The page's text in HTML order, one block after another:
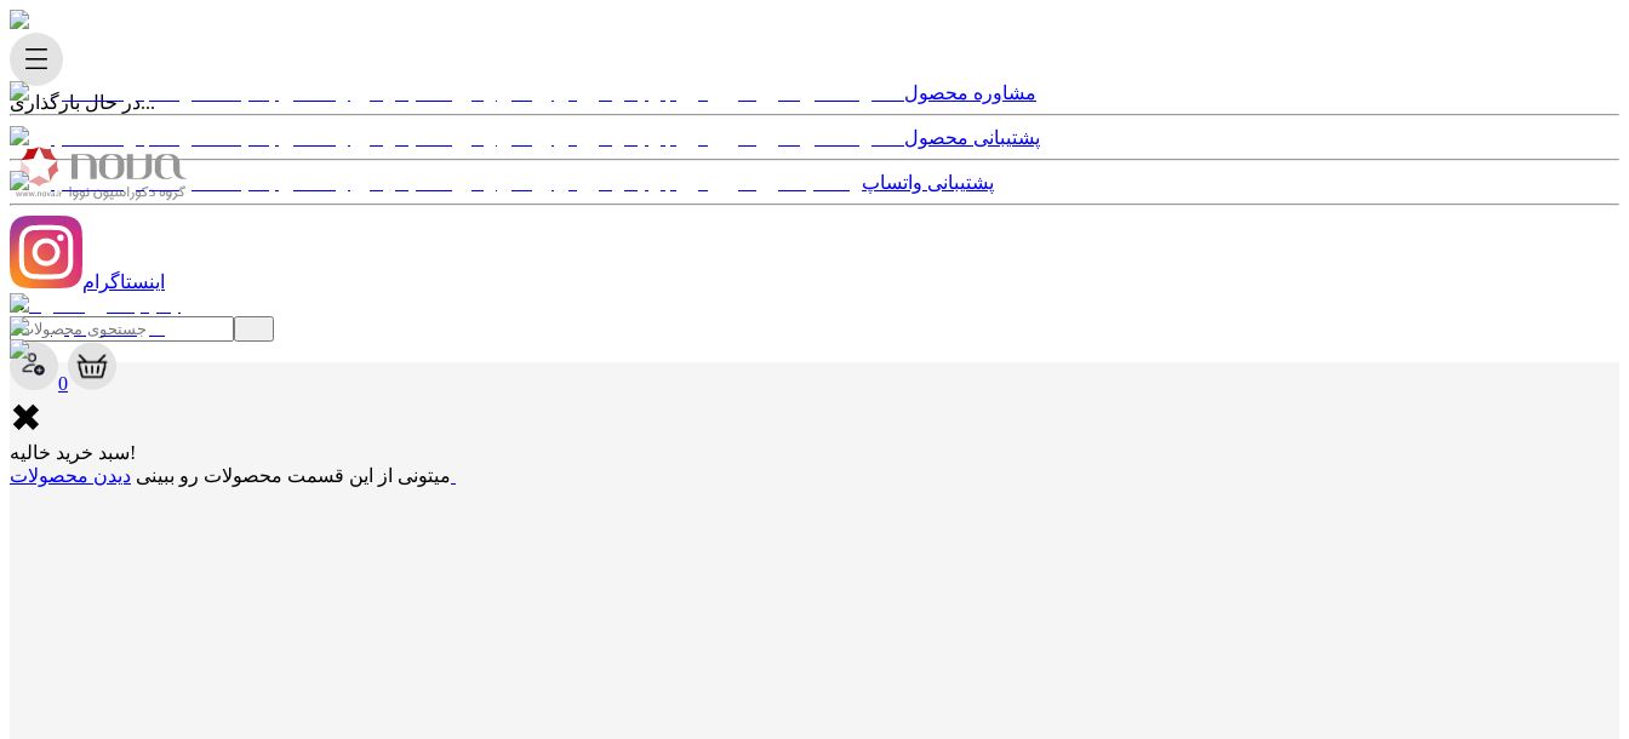
در حال بارگذاری...
✖
0
✖
سبد خرید خالیه!
میتونی از این قسمت محصولات رو ببینی
مشاوره محصول
پشتیبانی محصول
پشتیبانی واتساپ
اینستاگرام